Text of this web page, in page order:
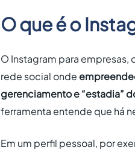
O que é o
O Instagram para
rede social onde
gerenciamento e “estadia”
ferramenta entende que há
Em um perfil pessoal, por